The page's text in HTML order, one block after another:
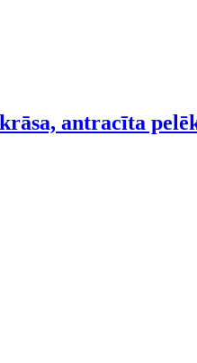
antracīta